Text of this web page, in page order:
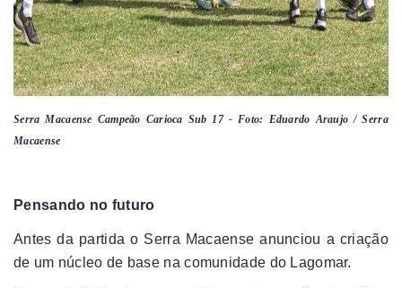
Serra Macaense Campeão Carioca Sub 17 - Foto: Eduardo Araujo / Serra
Macaense
Pensando no futuro
Antes da partida o Serra Macaense anunciou a criação
de um núcleo de base na comunidade do Lagomar.